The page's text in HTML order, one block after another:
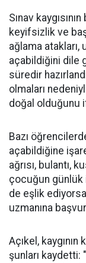
Sınav
keyifsizlik ve
ağlama
açabildiğini dile
süredir
olmaları
doğal olduğunu
Bazı
açabildiğine
ağrısı, bulantı,
çocuğun
de eşlik
uzmanına
Açıkel, kaygının
şunları kaydetti: